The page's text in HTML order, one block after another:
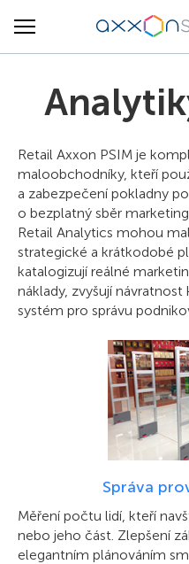
Retail Axxon PSIM je
maloobchodníky, kteří
a zabezpečení pokladny
o bezplatný sběr
Retail Analytics mohou
strategické a krátkodobé
katalogizují reálné
náklady, zvyšují návratnost
systém pro správu
Správa
Měření počtu lidí, kteří
nebo jeho část. Zlepšení
elegantním plánováním